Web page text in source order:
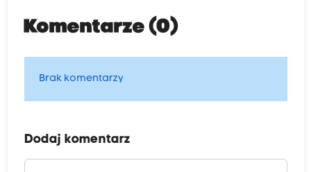
Komentarze (0)
Brak komentarzy
Dodaj komentarz